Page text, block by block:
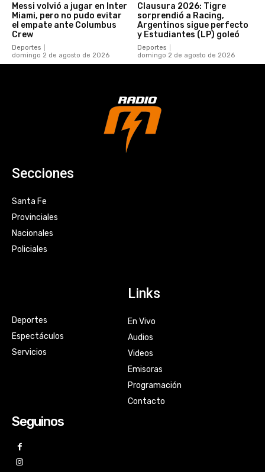
Messi volvió a jugar en Inter
Miami, pero no pudo evitar
el empate ante Columbus
Crew
Deportes
domingo 2 de agosto de 2026
Clausura 2026: Tigre
sorprendió a Racing,
Argentinos sigue perfecto
y Estudiantes (LP) goleó
Deportes
domingo 2 de agosto de 2026
Secciones
Santa Fe
Provinciales
Nacionales
Policiales
Deportes
Espectáculos
Servicios
Links
En Vivo
Audios
Videos
Emisoras
Programación
Contacto
Seguinos